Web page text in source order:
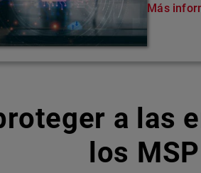
Más
a las
los MSP